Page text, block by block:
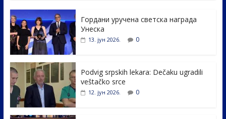
e
b
o
o
k
itt
er e
dI
e
Гордани уручена светска награда
Унеска
13. јун 2026. 0
Podvig srpskih lekara: Dečaku ugradili
veštačko srce
12. јун 2026. 0